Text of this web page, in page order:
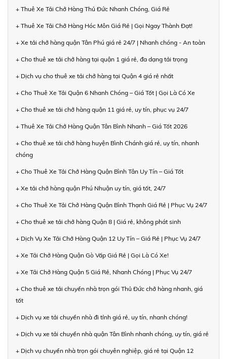
+ Thuê Xe Tải Chở Hàng Thủ Đức Nhanh Chóng, Giá Rẻ
+ Thuê Xe Tải Chở Hàng Hóc Môn Giá Rẻ | Gọi Ngay Thành Đạt!
+ Xe tải chở hàng quận Tân Phú giá rẻ 24/7 | Nhanh chóng - An toàn
+ Cho thuê xe tải chở hàng tại quận 1 giá rẻ, đa dạng tải trọng
+ Dịch vụ cho thuê xe tải chở hàng tại Quận 4 giá rẻ nhất
+ Cho Thuê Xe Tải Quận 6 Nhanh Chóng – Giá Tốt | Gọi Là Có Xe
+ Cho thuê xe tải chở hàng quận 11 giá rẻ, uy tín, phục vụ 24/7
+ Thuê Xe Tải Chở Hàng Quận Tân Bình Nhanh – Giá Tốt 2026
+ Cho thuê xe tải chở hàng huyện Bình Chánh giá rẻ, uy tín, nhanh
chóng
+ Cho Thuê Xe Tải Chở Hàng Quận Bình Tân Uy Tín – Giá Tốt
+ Xe tải chở hàng quận Phú Nhuận uy tín, giá tốt, 24/7
+ Cho Thuê Xe Tải Chở Hàng Quận Bình Thạnh Giá Rẻ | Phục Vụ 24/7
+ Cho thuê xe tải chở hàng Quận 8 | Giá rẻ, không phát sinh
+ Dịch Vụ Xe Tải Chở Hàng Quận 12 Uy Tín – Giá Rẻ | Phục Vụ 24/7
+ Xe Tải Chở Hàng Quận Gò Vấp Giá Rẻ | Gọi Là Có Xe!
+ Xe Tải Chở Hàng Quận 5 Giá Rẻ, Nhanh Chóng | Phục Vụ 24/7
+ Cho thuê xe tải chuyển nhà trọn gói Thủ Đức chở hàng nhanh, giá
tốt
+ Dịch vụ xe tải chuyển nhà đi tỉnh giá rẻ, uy tín, nhanh chóng!
+ Dịch vụ xe tải chuyển nhà quận Tân Bình nhanh chóng, uy tín, giá rẻ
+ Dịch vụ chuyển nhà trọn gói chuyên nghiệp, giá rẻ tại Quận 12